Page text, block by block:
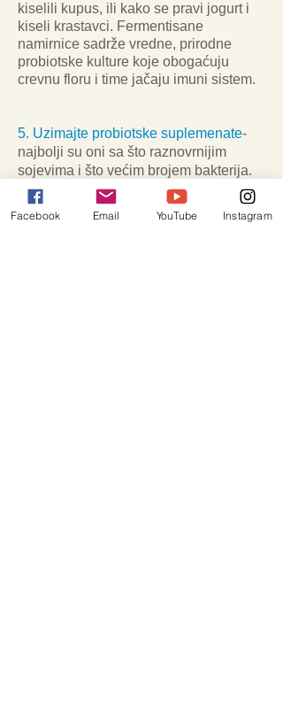
kiselili kupus, ili kako se pravi jogurt i
kiseli krastavci. Fermentisane
namirnice sadrže vredne, prirodne
probiotske kulture koje obogaćuju
crevnu floru i time jačaju imuni sistem.
5. Uzimajte probiotske suplemenate-
najbolji su oni sa što raznovrnijim
sojevima i što većim brojem bakterija.
Utvrđeno je daadekvatna crevna flora
ima ključnu ulogu u formiranju imunog
. Nedosatatak zdravih crevnih
Facebook Email YouTube Instagram